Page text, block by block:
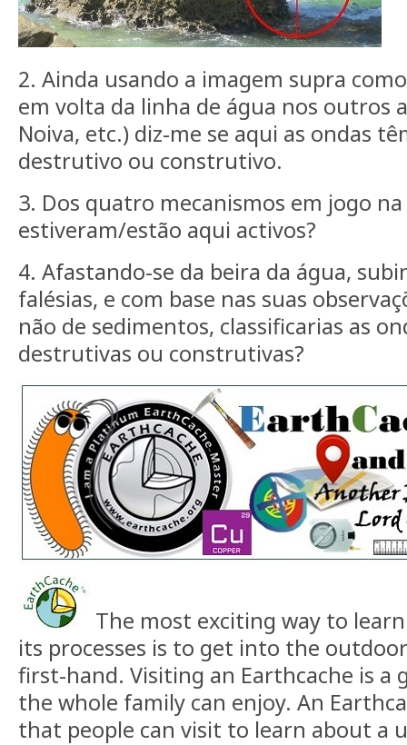
2. Ainda usando a imagem supra
em volta da linha de água nos outros
Noiva, etc.) diz-me se aqui as ondas
destrutivo ou construtivo.
3. Dos quatro mecanismos em jogo
estiveram/estão aqui activos?
4. Afastando-se da beira da água,
falésias, e com base nas suas
não de sedimentos, classificarias as
destrutivas ou construtivas?
The most exciting way to
its processes is to get into the
first-hand. Visiting an Earthcache is
the whole family can enjoy. An
that people can visit to learn about a